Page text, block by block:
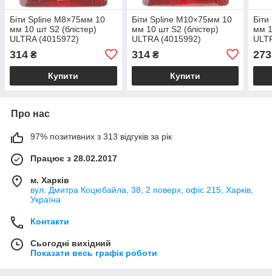
Біти Spline M8×75мм 10
мм 10 шт S2 (блістер)
ULTRA (4015972)
314 ₴
Купити
Біти Spline M10×75мм 10
мм 10 шт S2 (блістер)
ULTRA (4015992)
314₴
Купити
мм
273
Про нас
97% позитивних з 313 відгуків за рік
Працює з 28.02.2017
м. Харків
вул. Дмитра Коцюбайла, 38, 2 поверх, офіс 215, Харків,
Україна
Контакти
Сьогодні вихідний
Показати весь графік роботи